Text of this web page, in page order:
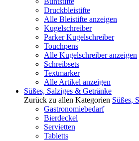
Druckbleistifte
Alle Bleistifte anzeigen
Kugelschreiber
Parker Kugelschreiber
Touchpens
Alle Kugelschreiber anzeigen
Schreibsets
Textmarker
Alle Artikel anzeigen
Süßes, Salziges & Getränke
Zurück zu allen Kategorien Süßes,
Gastronomiebedarf
Bierdeckel
Servietten
Tabletts